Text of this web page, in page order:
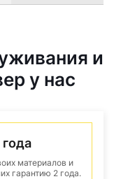
и
у нас
года
материалов и
гарантию 2 года.